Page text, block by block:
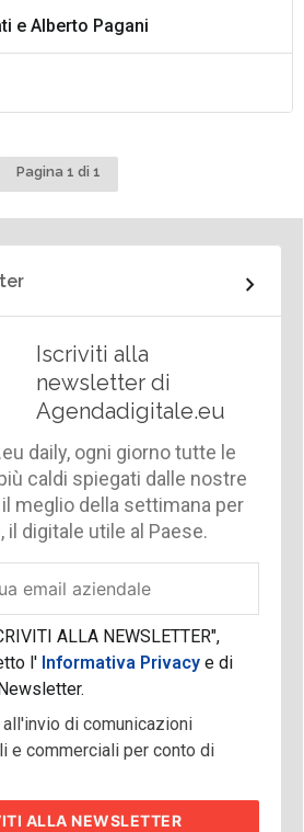
eAlberto Pagani
Pagina 1 di 1
Iscriviti alla
newsletter di
Agendadigitale.eu
daily, ogni giorno tutte le
caldi spiegati dalle nostre
meglio della settimana per
il digitale utile al Paese.
ALLA NEWSLETTER",
l'Informativa Privacy e di
di comunicazioni
e commerciali per conto di
ALLA NEWSLETTER